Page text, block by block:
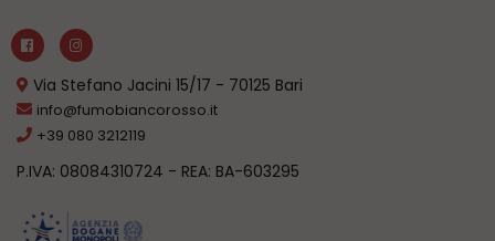
Via Stefano Jacini 15/17 - 70125 Bari
info@fumobiancorosso.it
+39 080 3212119
P.IVA: 08084310724 - REA: BA-603295